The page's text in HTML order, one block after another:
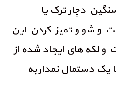
دچار ترک یا
شو و تمیز کردن این
لکه های ایجاد شده از
یک دستمال نمدار به